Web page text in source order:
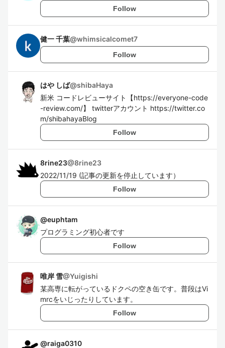
Follow
健一 千葉@whimsicalcomet7
Follow
はや しば@shibaHaya
新米 コードレビューサイト【https://everyone-code
-review.com/】 twitterアカウント https://twitter.co
m/shibahayaBlog
Follow
8rine23@8rine23
2022/11/19 (記事の更新を停止しています）
Follow
@euphtam
プログラミング初心者です
Follow
唯岸 雪@Yuigishi
某高専に転がっているドクペの空き缶です。普段はVi
mrcをいじったりしています。
Follow
@raiga0310